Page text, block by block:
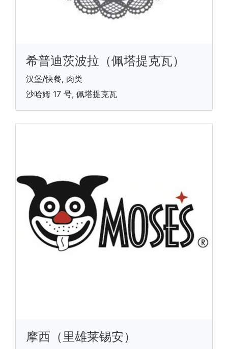
希普迪茨波拉（佩塔提克瓦）
汉堡/快餐, 肉类
沙哈姆 17 号, 佩塔提克瓦
摩西（里雄莱锡安）